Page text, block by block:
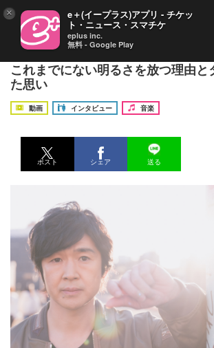
藤巻亮太、5年4ヵ月ぶりアルバム『
これまでにない明るさを放つ理由と
た思い
動画 インタビュー
音楽
ポスト シェア 送る
× e＋(イープラス)アプリ - チケッ
ト・ニュース・スマチケ
eplus inc.
無料 - Google Play